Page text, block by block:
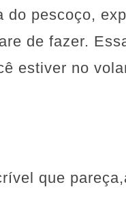
do pescoço,
de fazer.
estiver no
que